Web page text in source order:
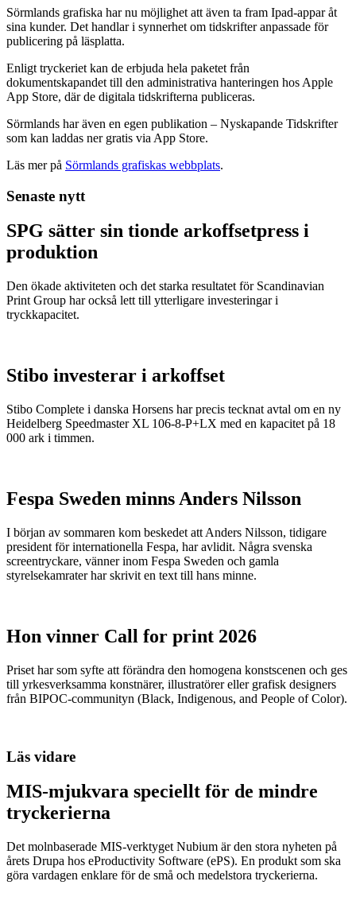
Sörmlands grafiska har nu möjlighet att även ta fram Ipad-appar åt
sina kunder. Det handlar i synnerhet om tidskrifter anpassade för
publicering på läsplatta.
Enligt tryckeriet kan de erbjuda hela paketet från
dokumentskapandet till den administrativa hanteringen hos Apple
App Store, där de digitala tidskrifterna publiceras.
Sörmlands har även en egen publikation – Nyskapande Tidskrifter
som kan laddas ner gratis via App Store.
Läs mer på Sörmlands grafiskas webbplats.
Senaste nytt
SPG sätter sin tionde arkoffsetpress i
produktion
Den ökade aktiviteten och det starka resultatet för Scandinavian
Print Group har också lett till ytterligare investeringar i
tryckkapacitet.
Stibo investerar i arkoffset
Stibo Complete i danska Horsens har precis tecknat avtal om en ny
Heidelberg Speedmaster XL 106-8-P+LX med en kapacitet på 18
000 ark i timmen.
Fespa Sweden minns Anders Nilsson
I början av sommaren kom beskedet att Anders Nilsson, tidigare
president för internationella Fespa, har avlidit. Några svenska
screentryckare, vänner inom Fespa Sweden och gamla
styrelsekamrater har skrivit en text till hans minne.
Hon vinner Call for print 2026
Priset har som syfte att förändra den homogena konstscenen och ges
till yrkesverksamma konstnärer, illustratörer eller grafisk designers
från BIPOC-communityn (Black, Indigenous, and People of Color).
Läs vidare
MIS-mjukvara speciellt för de mindre
tryckerierna
Det molnbaserade MIS-verktyget Nubium är den stora nyheten på
årets Drupa hos eProductivity Software (ePS). En produkt som ska
göra vardagen enklare för de små och medelstora tryckerierna.